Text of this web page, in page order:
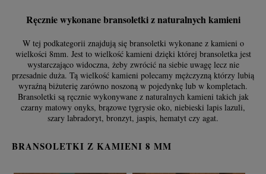
Ręcznie wykonane bransoletki z naturalnych kamieni
W tej podkategorii znajdują się bransoletki wykonane z kamieni o
wielkości 8mm. Jest to wielkość kamieni dzięki której bransoletka jest
wystarczająco widoczna, żeby zwrócić na siebie uwagę lecz nie
przesadnie duża. Tą wielkość kamieni polecamy mężczyzną którzy lubią
wyraźną biżuterię zarówno noszoną w pojedynkę lub w kompletach.
Bransoletki są ręcznie wykonywane z naturalnych kamieni takich jak
czarny matowy onyks, brązowe tygrysie oko, niebieski lapis lazuli,
szary labradoryt, bronzyt, jaspis, hematyt czy agat.
BRANSOLETKI Z KAMIENI 8 MM